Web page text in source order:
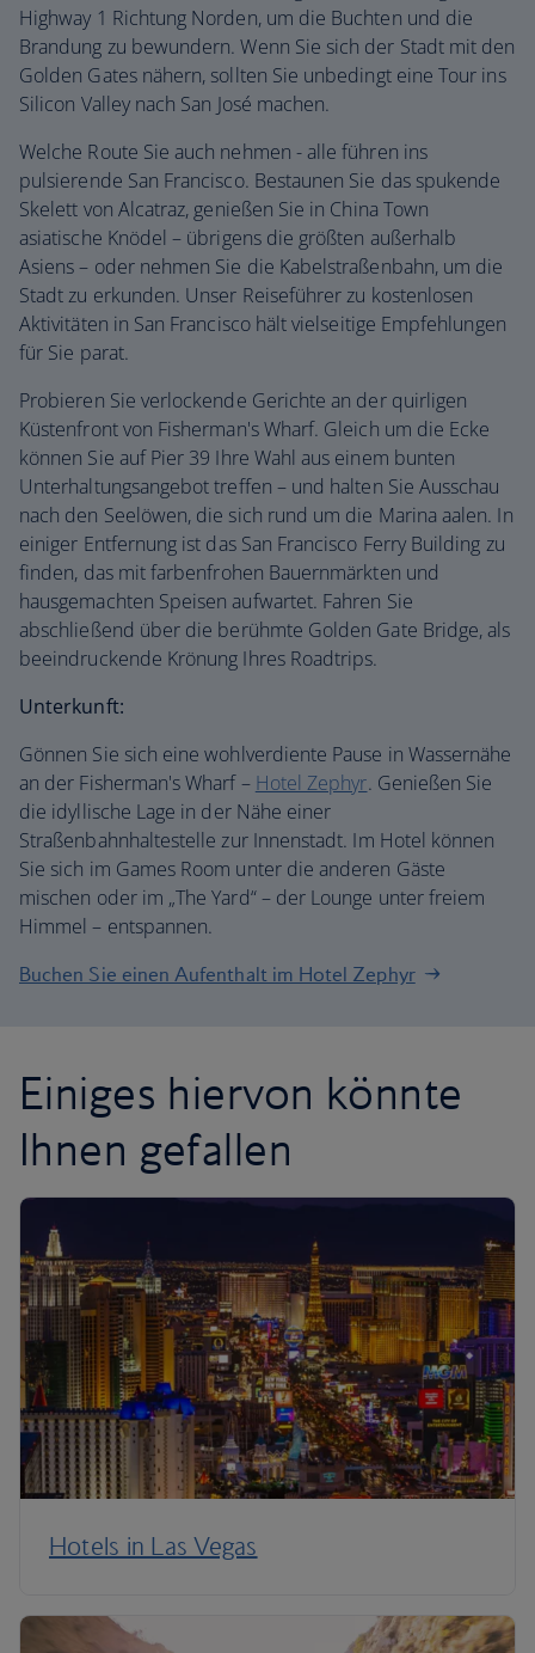
Highway 1 Richtung Norden, um die Buchten und die
Brandung zu bewundern. Wenn Sie sich der Stadt mit den
Golden Gates nähern, sollten Sie unbedingt eine Tour ins
Silicon Valley nach San José machen.
Welche Route Sie auch nehmen - alle führen ins
pulsierende San Francisco. Bestaunen Sie das spukende
Skelett von Alcatraz, genießen Sie in China Town
asiatische Knödel – übrigens die größten außerhalb
Asiens – oder nehmen Sie die Kabelstraßenbahn, um die
Stadt zu erkunden. Unser Reiseführer zu kostenlosen
Aktivitäten in San Francisco hält vielseitige Empfehlungen
für Sie parat.
Probieren Sie verlockende Gerichte an der quirligen
Küstenfront von Fisherman's Wharf. Gleich um die Ecke
können Sie auf Pier 39 Ihre Wahl aus einem bunten
Unterhaltungsangebot treffen – und halten Sie Ausschau
nach den Seelöwen, die sich rund um die Marina aalen. In
einiger Entfernung ist das San Francisco Ferry Building zu
finden, das mit farbenfrohen Bauernmärkten und
hausgemachten Speisen aufwartet. Fahren Sie
abschließend über die berühmte Golden Gate Bridge, als
beeindruckende Krönung Ihres Roadtrips.
Unterkunft:
Gönnen Sie sich eine wohlverdiente Pause in Wassernähe
an der Fisherman's Wharf – Hotel Zephyr. Genießen Sie
die idyllische Lage in der Nähe einer
Straßenbahnhaltestelle zur Innenstadt. Im Hotel können
Sie sich im Games Room unter die anderen Gäste
mischen oder im „The Yard“ – der Lounge unter freiem
Himmel – entspannen.
Buchen Sie einen Aufenthalt im Hotel Zephyr
Einiges hiervon könnte
Ihnen gefallen
Hotels in Las Vegas